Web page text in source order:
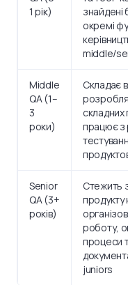
1 рік)
знайдені
окремі
middle/
Middle
QA (1–
3
роки)
Складає
складних
працює з
Senior
QA (3+
років)
Стежить
продукту
роботу,
процеси
juniors